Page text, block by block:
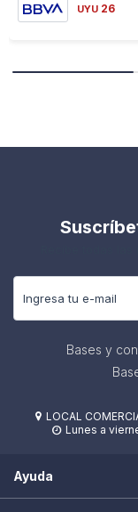
UYU 26
Bases y
 LOCAL
 Lunes a
Ayuda